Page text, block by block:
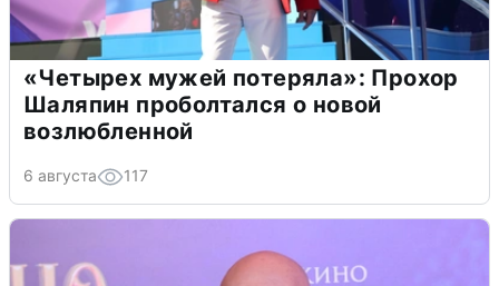
«Четырех мужей потеряла»: Прохор
Шаляпин проболтался о новой
возлюбленной
6 августа 117